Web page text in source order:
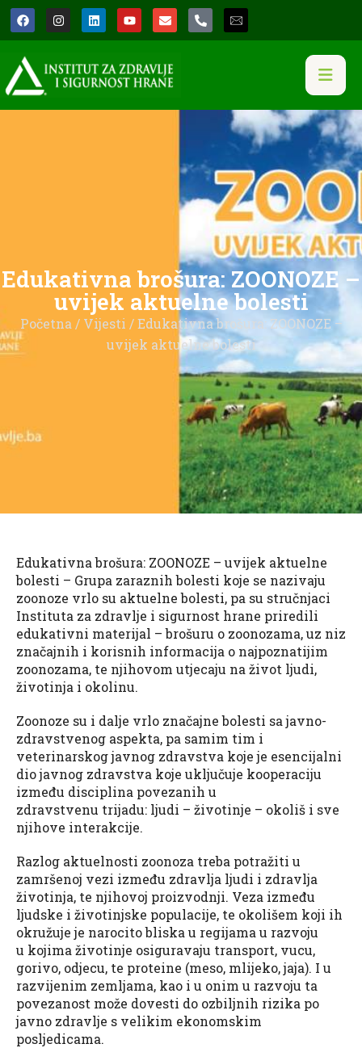
Edukativna brošura: ZOONOZE –
uvijek aktuelne bolesti
Početna / Vijesti / Edukativna brošura: ZOONOZE –
uvijek aktuelne bolesti
Edukativna brošura: ZOONOZE – uvijek aktuelne
bolesti – Grupa zaraznih bolesti koje se nazivaju
zoonoze vrlo su aktuelne bolesti, pa su stručnjaci
Instituta za zdravlje i sigurnost hrane priredili
edukativni materijal – brošuru o zoonozama, uz niz
značajnih i korisnih informacija o najpoznatijim
zoonozama, te njihovom utjecaju na život ljudi,
životinja i okolinu.
Zoonoze su i dalje vrlo značajne bolesti sa javno-
zdravstvenog aspekta, pa samim tim i
veterinarskog javnog zdravstva koje je esencijalni
dio javnog zdravstva koje uključuje kooperaciju
između disciplina povezanih u
zdravstvenu trijadu: ljudi – životinje – okoliš i sve
njihove interakcije.
Razlog aktuelnosti zoonoza treba potražiti u
zamršenoj vezi između zdravlja ljudi i zdravlja
životinja, te njihovoj proizvodnji. Veza između
ljudske i životinjske populacije, te okolišem koji ih
okružuje je narocito bliska u regijama u razvoju
u kojima životinje osiguravaju transport, vucu,
gorivo, odjecu, te proteine (meso, mlijeko, jaja). I u
razvijenim zemljama, kao i u onim u razvoju ta
povezanost može dovesti do ozbiljnih rizika po
javno zdravlje s velikim ekonomskim
posljedicama.